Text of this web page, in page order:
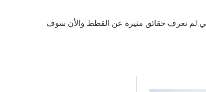
لم نعرف حقائق مثيرة عن القطط والأن سوف